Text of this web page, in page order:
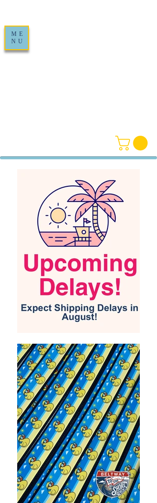
ME
NU